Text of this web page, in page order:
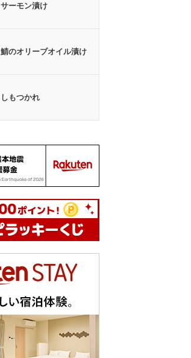
サーモン漬け
鯖のオリーブオイル漬け
しもつかれ